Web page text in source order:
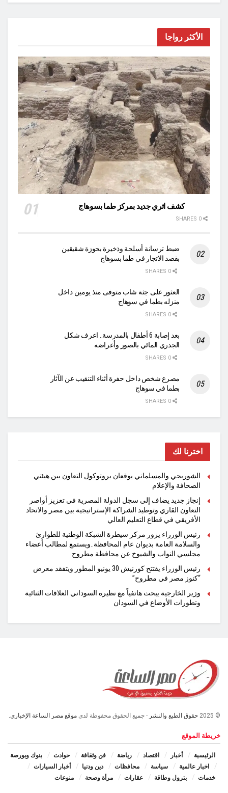
الأكثر رواجا
كشف اثري جديد بمركز طما بسوهاج
ضبط ترسانة أسلحة وذخيرة بحوزة شقيقين
بقصد الاتجار في طما بسوهاج
العثور على جثة شاب متوفى منذ يومين داخل
منزله بطما في سوهاج
بعد إصابة 6 أطفال بالمدرسة.. اعرف شكل
الجدري المائي بالصور وأعراضه
مصرع شخص داخل حفرة أثناء التنقيب عن الآثار
بطما في سوهاج
اخترنا لك
الشوربجي والمسلماني يوقعان بروتوكول التعاون بين هيئتي
الصحافة والإعلام
​إنجاز جديد يضاف إلى سجل الدولة المصرية في تعزيز أواصر
التعاون القاري وتوطيد الشراكة الإستراتيجية بين مصر والاتحاد
الأفريقي في قطاع التعليم العالي
رئيس الوزراء يزور مركز سيطرة الشبكة الوطنية للطوارئ
والسلامة العامة بديوان عام المحافظة..ويستمع لمطالب أعضاء
مجلسي النواب والشيوخ عن محافظة مطروح
رئيس الوزراء يفتتح كورنيش 30 يونيو المطور ويتفقد معرض
“كنوز مصر في مطروح”
وزير الخارجية يبحث هاتفياً مع نظيره السوداني العلاقات الثنائية
وتطورات الأوضاع في السودان
© 2025 حقوق الطبع والنشر - جميع الحقوق محفوظة لدى موقع مصر الساعة الإخباري.
خريطة الموقع
الرئيسية أخبار اقتصاد رياضة فن وثقافة حوادث
بنوك وبورصة
اخبار عالمية
سياسة محافظات دين ودنيا
أخبار السيارات
خدمات
بترول وطاقة عقارات مرأة وصحة منوعات